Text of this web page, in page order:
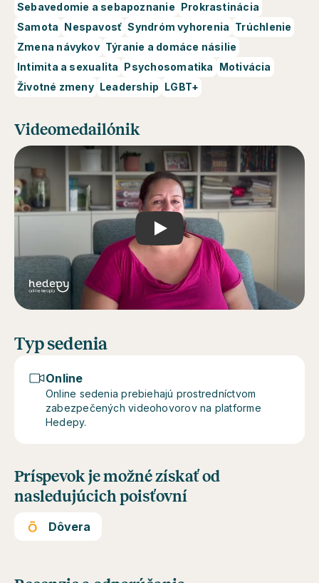
Sebavedomie a sebapoznanie Prokrastinácia
Samota Nespavosť Syndróm vyhorenia Trúchlenie
Zmena návykov Týranie a domáce násilie
Intimita a sexualita Psychosomatika
Motivácia
Životné zmeny Leadership LGBT+
Videomedailónik
Play
Typ sedenia
Online
Online sedenia prebiehajú prostredníctvom
zabezpečených videohovorov na platforme
Hedepy.
Príspevok je možné získať od
nasledujúcich poisťovní
Dôvera